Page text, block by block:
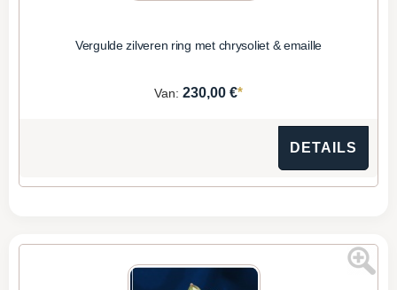
Vergulde zilveren ring met chrysoliet & emaille
Van: 230,00 €*
DETAILS